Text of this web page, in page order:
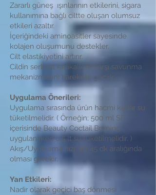
Zararlı güneş ışınlarının etkilerini, sigara
kullanımına bağlı ciltte oluşan olumsuz
etkileri azaltır.
İçeriğindeki aminoasitler sayesinde
kolajen oluşumunu destekler.
Cilt elastikiyetini artırır.
Cildin serbest radikallere karşı savunma
mekanizmasını harekete geçirir.
Uygulama Önerileri:
Uygulama sırasında ürün hacmi kadar su
tüketilmelidir. ( Örneğin; 500 ml SF
içerisinde Beauty Coctail Burning
uygulanırken 0,5 lt su tüketilmelidir. )
Akış/Uygulama hızı: 40-45 dk aralığında
olması gerekir.
Yan Etkileri:
Nadir olarak geçici baş dönmesi